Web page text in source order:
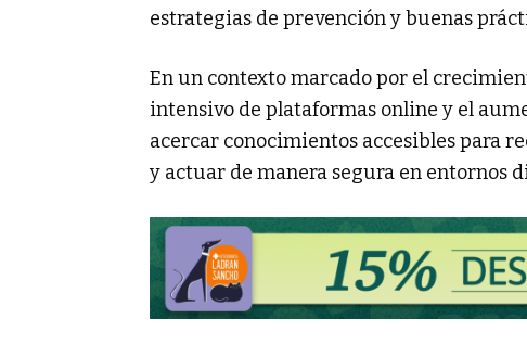
estrategias de prevención y buenas
En un contexto marcado por el
intensivo de plataformas online y el
acercar conocimientos accesibles para
y actuar de manera segura en entornos